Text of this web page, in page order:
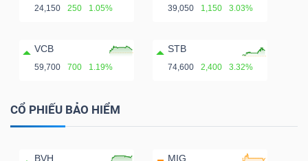
24,150 250 1.05% 39,050 1,150 3.03%
VCB
59,700 700 1.19%
STB
74,600 2,400 3.32%
CỔ PHIẾU BẢO HIỂM
BVH MIG